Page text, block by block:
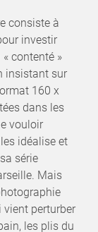
consiste à
investir
contenté »
insistant sur
160 x
dans les
vouloir
idéalise et
série
Mais
vient perturber
les plis du